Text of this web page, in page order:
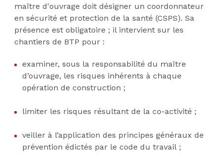
maître d'ouvrage doit désigner un coordonnateur
en sécurité et protection de la santé (CSPS). Sa
présence est obligatoire ; il intervient sur les
chantiers de BTP pour :
examiner, sous la responsabilité du maître
d’ouvrage, les risques inhérents à chaque
opération de construction ;
limiter les risques résultant de la co-activité ;
veiller à l’application des principes généraux de
prévention édictés par le code du travail ;